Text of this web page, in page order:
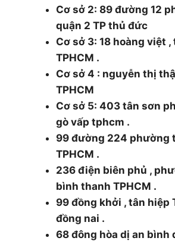
Cơ sở 2: 89 đường 12
quận 2 TP thủ đức
Cơ sở 3: 18 hoàng việt
TPHCM .
Cơ sở 4 : nguyễn thị
TPHCM
Cơ sở 5: 403 tân sơn
gò vấp tphcm .
99 đường 224 phường
TPHCM .
236 điện biên phủ ,
bình thanh TPHCM .
99 đồng khởi , tân hiệp
đồng nai .
68 đông hòa dị an bình